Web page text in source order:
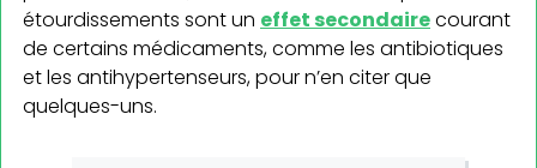
étourdissements sont un effet secondairecourant
de certains médicaments, comme les antibiotiques
et les antihypertenseurs, pour n’en citer que
quelques-uns.